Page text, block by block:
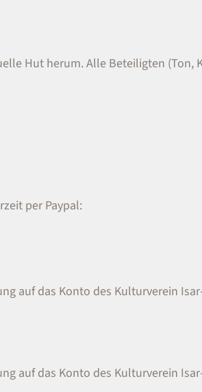
Hut herum. Alle Beteiligten
per Paypal:
auf das Konto des Kulturverein
auf das Konto des Kulturverein